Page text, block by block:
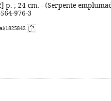
p. ; 24 cm. - (Serpente
976-3
1825842